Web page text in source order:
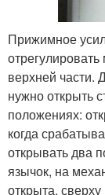
Прижимное
верхней части.
нужно открыть
положениях:
когда
открывать два
язычок, на
открыта,